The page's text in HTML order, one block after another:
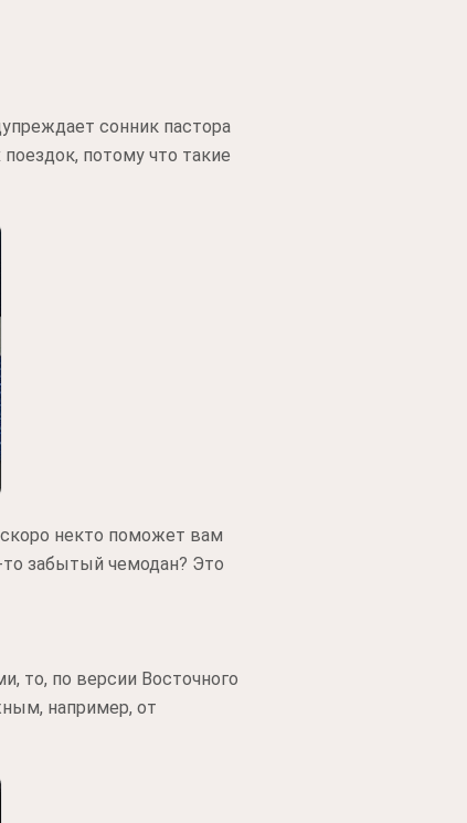
сонник пастора
потому что такие
некто поможет вам
забытый чемодан? Это
то, по версии Восточного
например, от